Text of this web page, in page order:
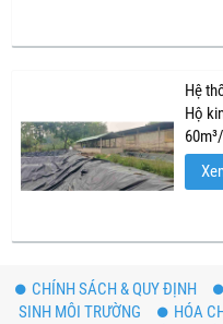
Hệ
Hộ
CHÍNH SÁCH & QUY ĐỊNH
SINH MÔI TRƯỜNG
HÓA